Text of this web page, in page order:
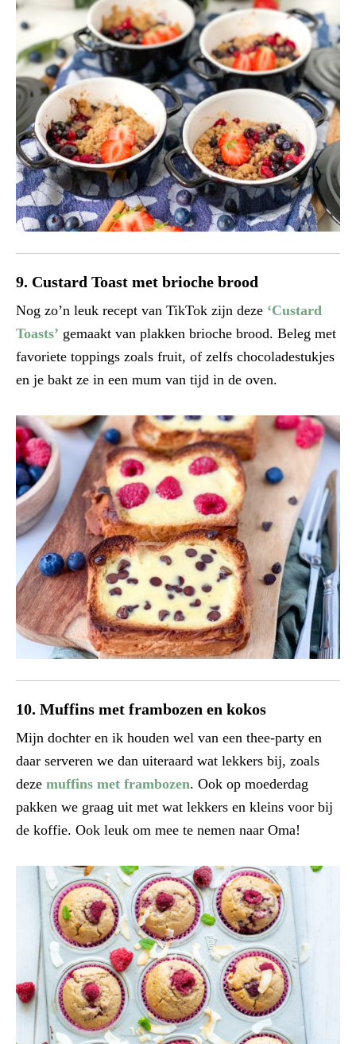
9. Custard Toast met brioche brood
Nog zo’n leuk recept van TikTok zijn deze ‘Custard
Toasts’ gemaakt van plakken brioche brood. Beleg met
favoriete toppings zoals fruit, of zelfs chocoladestukjes
en je bakt ze in een mum van tijd in de oven.
10. Muffins met frambozen en kokos
Mijn dochter en ik houden wel van een thee-party en
daar serveren we dan uiteraard wat lekkers bij, zoals
deze muffins met frambozen. Ook op moederdag
pakken we graag uit met wat lekkers en kleins voor bij
de koffie. Ook leuk om mee te nemen naar Oma!